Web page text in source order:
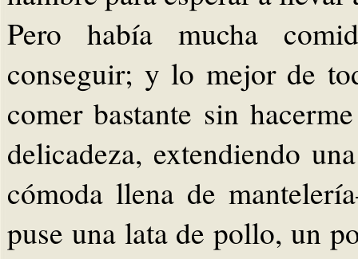
Pero había mucha
conseguir; y lo mejor de
comer bastante sin
delicadeza, extendiendo
cómoda llena de
puse una lata de pollo, un